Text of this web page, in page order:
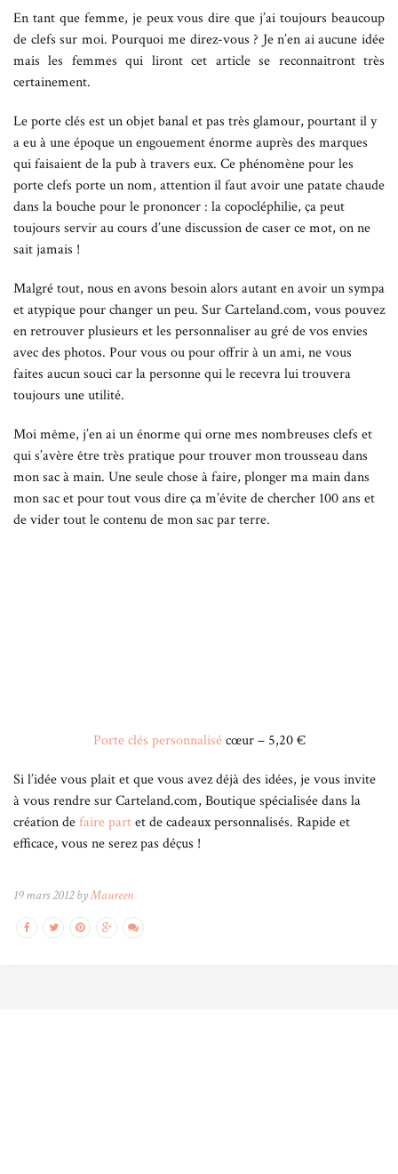
En tant que femme, je peux vous dire que j’ai toujours beaucoup
de clefs sur moi. Pourquoi me direz-vous ? Je n’en ai aucune idée
mais les femmes qui liront cet article se reconnaitront très
certainement.
Le porte clés est un objet banal et pas très glamour, pourtant il y
a eu à une époque un engouement énorme auprès des marques
qui faisaient de la pub à travers eux. Ce phénomène pour les
porte clefs porte un nom, attention il faut avoir une patate chaude
dans la bouche pour le prononcer : la copocléphilie, ça peut
toujours servir au cours d’une discussion de caser ce mot, on ne
sait jamais !
Malgré tout, nous en avons besoin alors autant en avoir un sympa
et atypique pour changer un peu. Sur Carteland.com, vous pouvez
en retrouver plusieurs et les personnaliser au gré de vos envies
avec des photos. Pour vous ou pour offrir à un ami, ne vous
faites aucun souci car la personne qui le recevra lui trouvera
toujours une utilité.
Moi même, j’en ai un énorme qui orne mes nombreuses clefs et
qui s’avère être très pratique pour trouver mon trousseau dans
mon sac à main. Une seule chose à faire, plonger ma main dans
mon sac et pour tout vous dire ça m’évite de chercher 100 ans et
de vider tout le contenu de mon sac par terre.
Porte clés personnalisécœur – 5,20 €
Si l’idée vous plait et que vous avez déjà des idées, je vous invite
à vous rendre sur Carteland.com, Boutique spécialisée dans la
création defaire partet de cadeaux personnalisés. Rapide et
efficace, vous ne serez pas déçus !
19 mars 2012 byMaureen